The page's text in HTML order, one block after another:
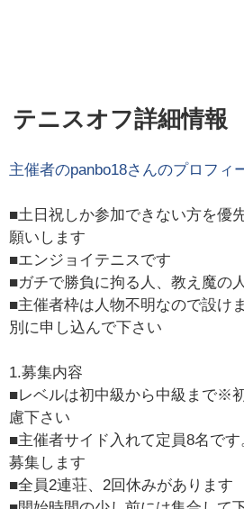
テニスオフ詳細情報
主催者のpanbo18さんのプロフィ
■土日祝しか参加できない方を優
願いします
■エンジョイテニスです
■ガチで勝負に拘る人、教え魔の
■主催者枠は人物不明なので設け
別に申し込んで下さい
1.募集内容
■レベルは初中級から中級まで※
慮下さい
■主催者サイド入れて定員8名で
募集します
■全員2連荘、2回休みがあります